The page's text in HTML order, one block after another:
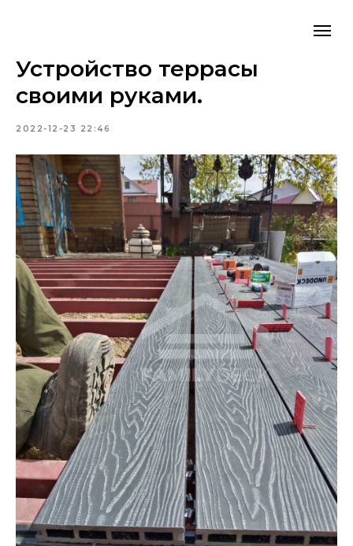
Устройство террасы
своими руками.
2022-12-23 22:46